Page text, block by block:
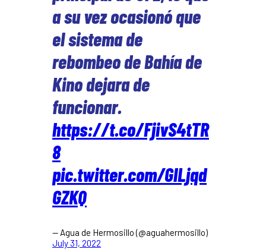
a su vez ocasionó que
el sistema de
rebombeo de Bahía de
Kino dejara de
funcionar.
https://t.co/FjivS4tTR
8
pic.twitter.com/GlLjqd
GZKQ
— Agua de Hermosillo (@aguahermosillo)
July 31, 2022